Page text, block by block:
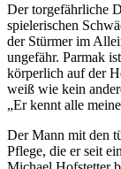
Der torgefährliche
spielerischen
der Stürmer im
ungefähr. Parmak
körperlich auf der
weiß wie kein
„Er kennt alle
Der Mann mit den
Pflege, die er seit